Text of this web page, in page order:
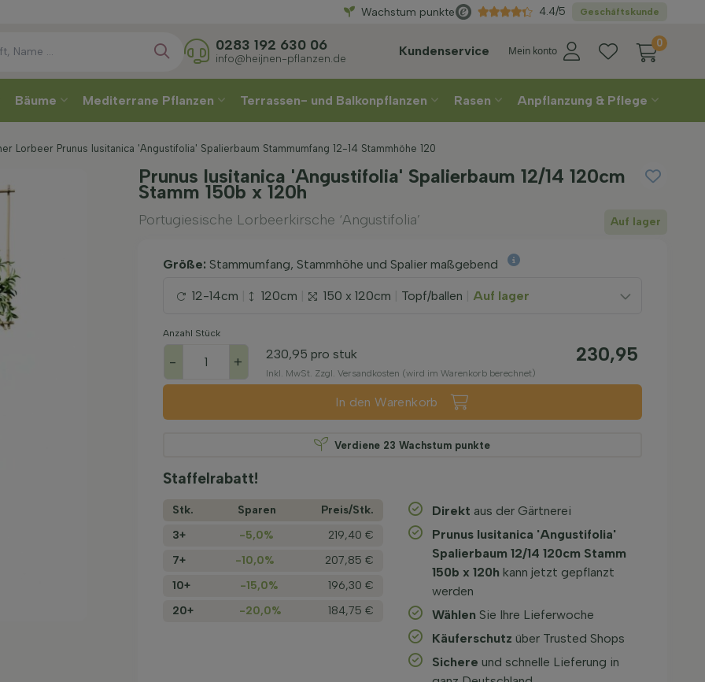
Wählen Sie Ihre Lieferwoche
Wachstum punkte Geschäftskunde
4.4/5
Kundenservice Mein konto
0
0283 192 630 06
info@heijnen-pflanzen.de
Bäume Mediterrane Pflanzen Terrassen- und Balkonpflanzen Rasen Anpflanzung & Pflege
Lorbeer Prunus lusitanica 'Angustifolia' Spalierbaum Stammumfang 12-14 Stammhöhe 120
Prunus lusitanica 'Angustifolia' Spalierbaum 12/14 120cm
Stamm 150b x 120h
Portugiesische Lorbeerkirsche ‘Angustifolia’ Auf lager
Größe: Stammumfang, Stammhöhe und Spalier maßgebend
12-14cm 120cm 150 x 120cm Topf/ballen Auf lager
Anzahl Stück
- + 230,95 pro stuk 230,95
Inkl. MwSt. Zzgl. Versandkosten (wird im Warenkorb berechnet)
In den Warenkorb
Verdiene 23 Wachstum punkte
Staffelrabatt!
Stk. Sparen
Preis/­Stk.
3+
-5,0%
219,40 €
7+
-10,0%
207,85 €
10+
-15,0%
196,30 €
20+
-20,0% 184,75 €
Direkt aus der Gärtnerei
Prunus lusitanica 'Angustifolia'
Spalierbaum 12/14 120cm Stamm
150b x 120h kann jetzt gepflanzt
werden
Wählen Sie Ihre Lieferwoche
Käuferschutz über Trusted Shops
Sichere und schnelle Lieferung in